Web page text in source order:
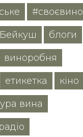
#своєвино
Бейкуш блоги
виноробня
етикетка кіно
вина
радіо